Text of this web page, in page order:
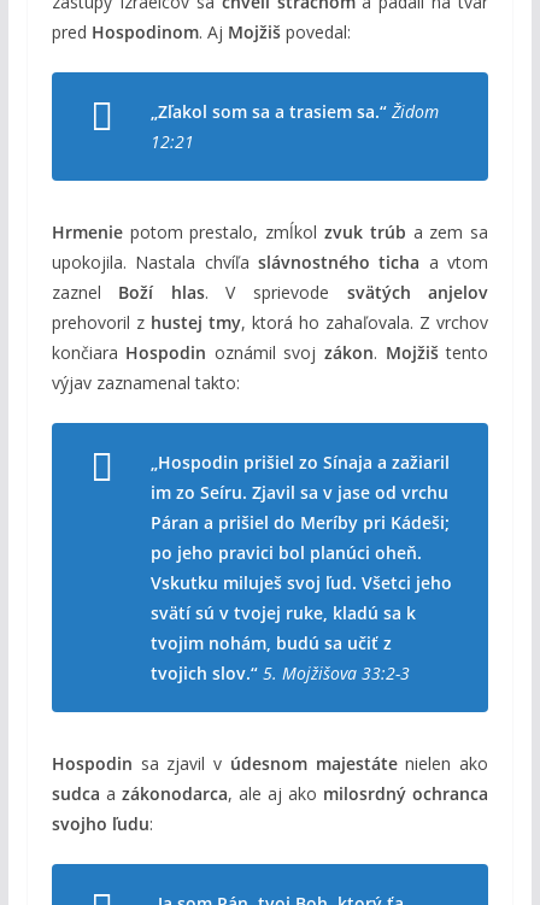
pred Hospodinom. Aj Mojžišpovedal:
„Zľakol som sa a trasiem sa.“ Židom
12:21
Hrmeniepotom prestalo, zmĺkol zvuk trúb a zem sa
upokojila. Nastala chvíľa slávnostného ticha a vtom
zaznel Boží hlas. V sprievode svätých anjelov
prehovoril z hustej tmy, ktorá ho zahaľovala. Z vrchov
končiara Hospodin oznámil svojzákon. Mojžištento
výjav zaznamenal takto:
„Hospodin prišiel zo Sínaja a zažiaril
im zo Seíru. Zjavil sa v jase od vrchu
Páran a prišiel do Meríby pri Kádeši;
po jeho pravici bol planúci oheň.
Vskutku miluješ svoj ľud. Všetci jeho
svätí sú v tvojej ruke, kladú sa k
tvojim nohám, budú sa učiť z
tvojich slov.“ 5. Mojžišova 33:2-3
Hospodin sa zjavil v údesnom majestátenielen ako
sudca a zákonodarca, ale aj ako milosrdný ochranca
svojho ľudu: